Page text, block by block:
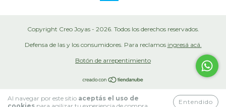
Al navegar por este sitio aceptás el uso de
Entendido
Copyright Creo Joyas - 2026. Todos los derechos reservados.
Defensa de las y los consumidores. Para reclamos ingresá acá.
Botón de arrepentimiento